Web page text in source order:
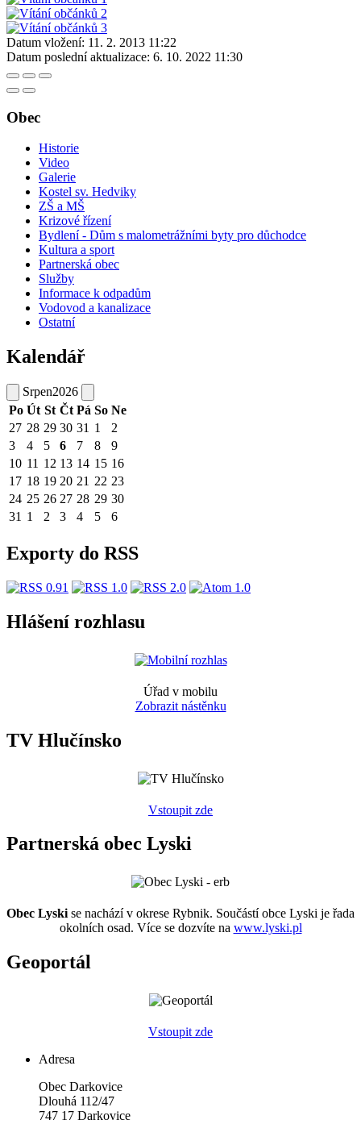
Datum vložení: 11. 2. 2013 11:22
Datum poslední aktualizace: 6. 10. 2022 11:30
Obec
Historie
Video
Galerie
Kostel sv. Hedviky
ZŠ a MŠ
Krizové řízení
Bydlení - Dům s malometrážními byty pro důchodce
Kultura a sport
Partnerská obec
Služby
Informace k odpadům
Vodovod a kanalizace
Ostatní
Kalendář
Srpen2026
Po Út St Čt Pá So Ne
27 28 29 30 31 1
2
3
4 5 6 7 8
9
10 11 12 13 14 15 16
17 18 19 20 21 22 23
24 25 26 27 28 29 30
31 1 2 3 4 5 6
Exporty do RSS
Hlášení rozhlasu
Úřad v mobilu
Zobrazit nástěnku
TV Hlučínsko
Vstoupit zde
Partnerská obec Lyski
Obec Lyski se nachází v okrese Rybnik. Součástí obce Lyski je řada
okolních osad. Více se dozvíte na www.lyski.pl
Geoportál
Vstoupit zde
Adresa
Obec Darkovice
Dlouhá 112/47
747 17 Darkovice